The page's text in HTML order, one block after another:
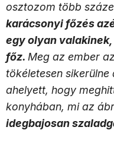
osztozom több
karácsonyi főzés
egy olyan
főz. Meg az ember
tökéletesen
ahelyett, hogy
konyhában, mi az
idegbajosan